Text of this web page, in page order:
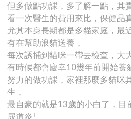
但多做點功課，多了解一點，其
看一次醫生的費用來比，保健品
尤其本身長期都是多貓家庭，最
有在幫助浪貓送養，
每次誘捕到貓咪一帶去檢查，大
有時候都會慶幸10幾年前開始養
努力的做功課，家裡那麼多貓咪
生，
最自豪的就是13歲的小白了，目
尿道炎!